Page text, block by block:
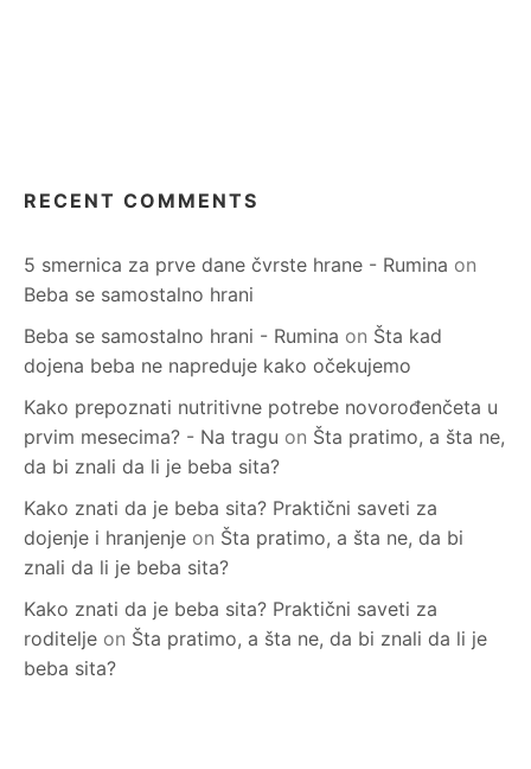
RECENT COMMENTS
5 smernica za prve dane čvrste hrane - Rumina on
Beba se samostalno hrani
Beba se samostalno hrani - Rumina on Šta kad
dojena beba ne napreduje kako očekujemo
Kako prepoznati nutritivne potrebe novorođenčeta u
prvim mesecima? - Na tragu on Šta pratimo, a šta ne,
da bi znali da li je beba sita?
Kako znati da je beba sita? Praktični saveti za
dojenje i hranjenje on Šta pratimo, a šta ne, da bi
znali da li je beba sita?
Kako znati da je beba sita? Praktični saveti za
roditelje on Šta pratimo, a šta ne, da bi znali da li je
beba sita?